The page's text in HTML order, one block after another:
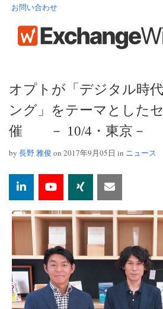
お問い合わせ
オプトが「デジタル時
ング」をテーマとした
催 － 10/4・東京－
by 長野 雅俊 on 2017年9月05日 in ニュース